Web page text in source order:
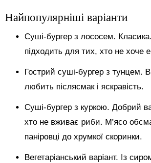
Найпопулярніші варіанти
Суші-бургер з лососем.
підходить для тих, хто не хоче
Гострий суші-бургер з тунцем.
любить післясмак і яскравість.
Суші-бургер з куркою. Добрий
хто не вживає риби. М’ясо
паніровці до хрумкої скоринки.
Вегетаріанський варіант. Із